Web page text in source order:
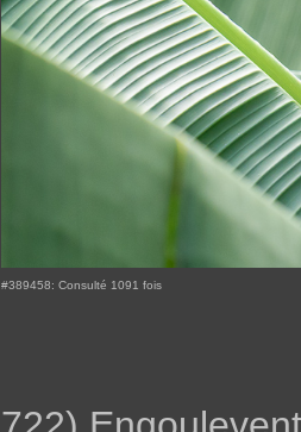
#389458: Consulté 1091 fois